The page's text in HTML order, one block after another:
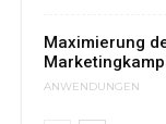
Maximierung
ANWENDUNGEN